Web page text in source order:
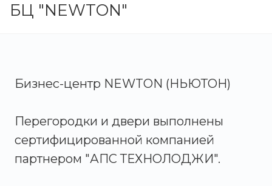
БЦ "NEWTON"
Бизнес-центр NEWTON (НЬЮТОН)
Перегородки и двери выполнены
сертифицированной компанией
партнером "АПС ТЕХНОЛОДЖИ".